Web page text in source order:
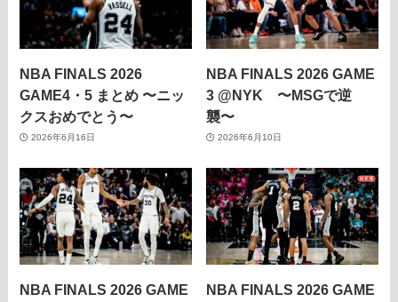
NBA FINALS 2026
GAME4・5 まとめ 〜ニッ
クスおめでとう〜
2026年6月16日
NBA FINALS 2026 GAME
3 @NYK 〜MSGで逆
襲〜
2026年6月10日
NBA FINALS 2026 GAME
NBA FINALS 2026 GAME